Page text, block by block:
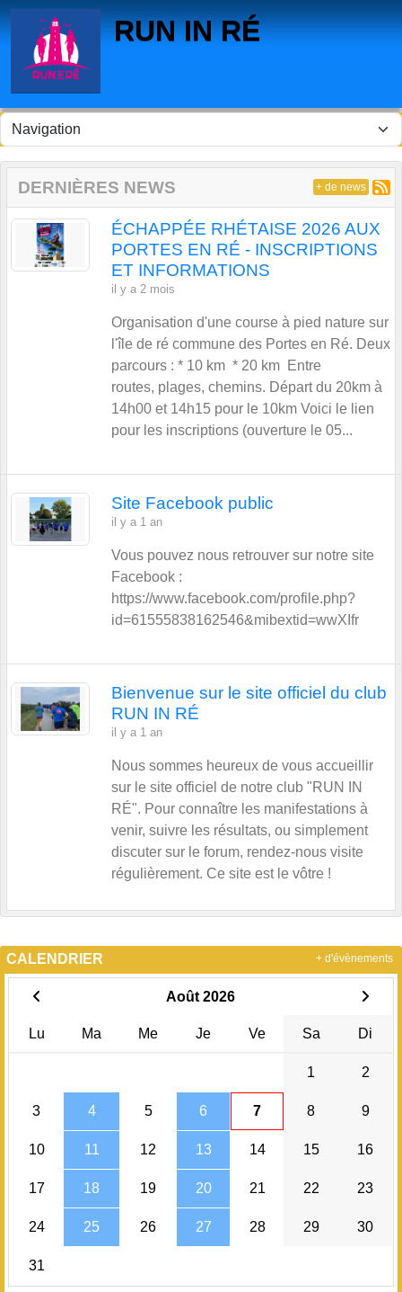
RUN IN RÉ
DERNIÈRES NEWS
ÉCHAPPÉE RHÉTAISE 2026 AUX
PORTES EN RÉ - INSCRIPTIONS
ET INFORMATIONS
il y a 2 mois
Organisation d'une course à pied nature sur
l'île de ré commune des Portes en Ré. Deux
parcours : * 10 km * 20 km Entre
routes, plages, chemins. Départ du 20km à
14h00 et 14h15 pour le 10km Voici le lien
pour les inscriptions (ouverture le 05...
Site Facebook public
il y a 1 an
Vous pouvez nous retrouver sur notre site
Facebook :
https://www.facebook.com/profile.php?
id=61555838162546&mibextid=wwXIfr
Bienvenue sur le site officiel du club
RUN IN RÉ
il y a 1 an
Nous sommes heureux de vous accueillir
sur le site officiel de notre club "RUN IN
RÉ". Pour connaître les manifestations à
venir, suivre les résultats, ou simplement
discuter sur le forum, rendez-nous visite
régulièrement. Ce site est le vôtre !
+ de news
CALENDRIER
Août 2026
Lu Ma Me Je Ve Sa Di
1 2
3 4 5 6 7 8 9
10 11 12 13 14 15 16
17 18 19 20 21 22 23
24 25 26 27 28 29 30
31
+ d'évènements
Panneau de gestion des cookies